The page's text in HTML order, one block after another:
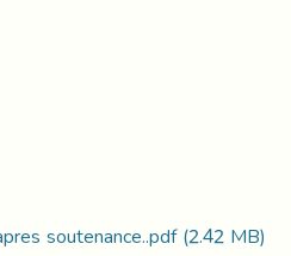
soutenance..pdf(2.42 MB)